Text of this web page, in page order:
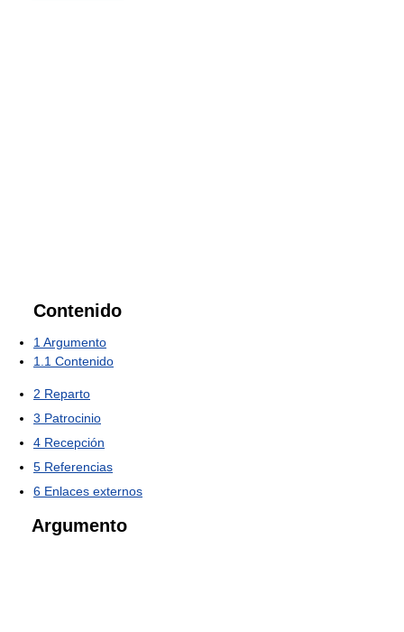
Contenido
1 Argumento
1.1 Contenido
2 Reparto
3 Patrocinio
4 Recepción
5 Referencias
6 Enlaces externos
Argumento